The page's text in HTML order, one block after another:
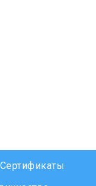
Сертификаты